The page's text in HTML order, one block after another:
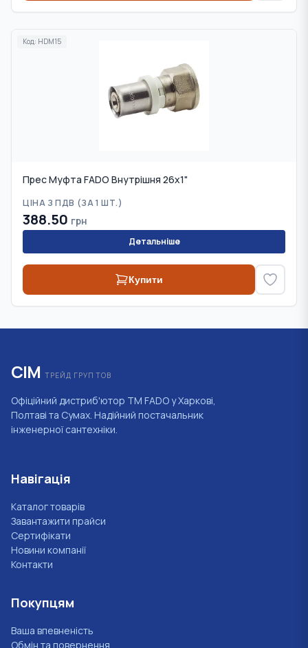
Код: HDM15
Прес Муфта FADO Внутрішня 26х1"
ЦІНА З ПДВ (ЗА 1 ШТ.)
388.50 грн
Детальніше
Купити
СІМ ТРЕЙД ГРУП ТОВ
Офіційний дистриб'ютор ТМ FADO у Харкові,
Полтаві та Сумах. Надійний постачальник
інженерної сантехніки.
Навігація
Каталог товарів
Завантажити прайси
Сертифікати
Новини компанії
Контакти
Покупцям
Ваша впевненість
Обмін та повернення